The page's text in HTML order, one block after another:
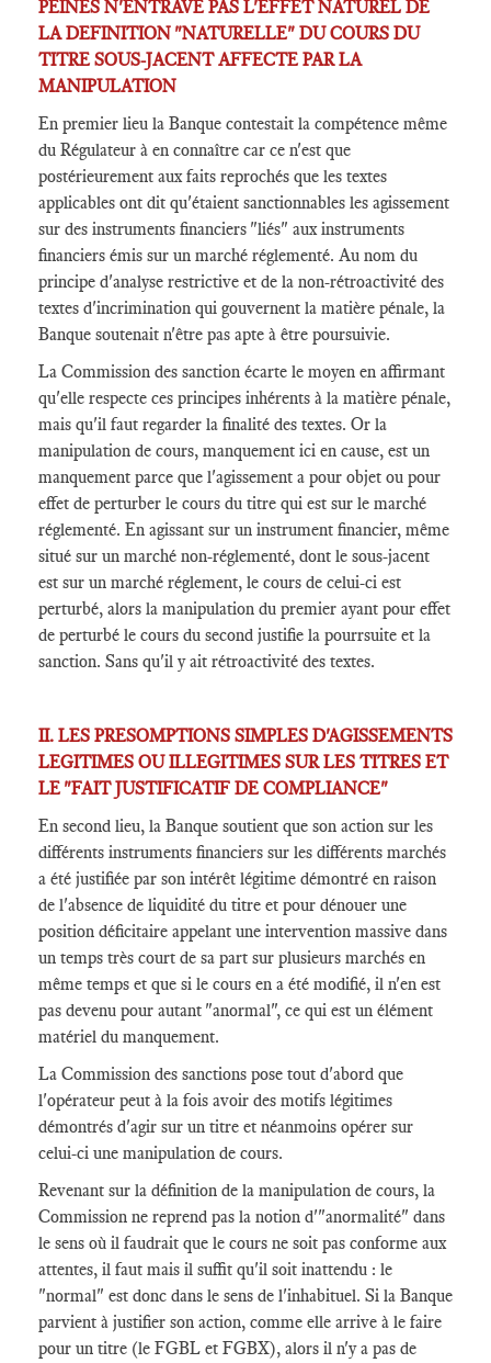
PEINES N'ENTRAVE PAS L'EFFET NATUREL DE
LA DEFINITION "NATURELLE" DU COURS DU
TITRE SOUS-JACENT AFFECTE PAR LA
MANIPULATION
En premier lieu la Banque contestait la compétence même
du Régulateur à en connaître car ce n'est que
postérieurement aux faits reprochés que les textes
applicables ont dit qu'étaient sanctionnables les agissement
sur des instruments financiers "liés" aux instruments
financiers émis sur un marché réglementé. Au nom du
principe d'analyse restrictive et de la non-rétroactivité des
textes d'incrimination qui gouvernent la matière pénale, la
Banque soutenait n'être pas apte à être poursuivie.
La Commission des sanction écarte le moyen en affirmant
qu'elle respecte ces principes inhérents à la matière pénale,
mais qu'il faut regarder la finalité des textes. Or la
manipulation de cours, manquement ici en cause, est un
manquement parce que l'agissement a pour objet ou pour
effet de perturber le cours du titre qui est sur le marché
réglementé. En agissant sur un instrument financier, même
situé sur un marché non-réglementé, dont le sous-jacent
est sur un marché réglement, le cours de celui-ci est
perturbé, alors la manipulation du premier ayant pour effet
de perturbé le cours du second justifie la pourrsuite et la
sanction. Sans qu'il y ait rétroactivité des textes.
II. LES PRESOMPTIONS SIMPLES D'AGISSEMENTS
LEGITIMES OU ILLEGITIMES SUR LES TITRES ET
LE "FAIT JUSTIFICATIF DE COMPLIANCE"
En second lieu, la Banque soutient que son action sur les
différents instruments financiers sur les différents marchés
a été justifiée par son intérêt légitime démontré en raison
de l'absence de liquidité du titre et pour dénouer une
position déficitaire appelant une intervention massive dans
un temps très court de sa part sur plusieurs marchés en
même temps et que si le cours en a été modifié, il n'en est
pas devenu pour autant "anormal", ce qui est un élément
matériel du manquement.
La Commission des sanctions pose tout d'abord que
l'opérateur peut à la fois avoir des motifs légitimes
démontrés d'agir sur un titre et néanmoins opérer sur
celui-ci une manipulation de cours.
Revenant sur la définition de la manipulation de cours, la
Commission ne reprend pas la notion d'"anormalité" dans
le sens où il faudrait que le cours ne soit pas conforme aux
attentes, il faut mais il suffit qu'il soit inattendu : le
"normal" est donc dans le sens de l'inhabituel. Si la Banque
parvient à justifier son action, comme elle arrive à le faire
pour un titre (le FGBL et FGBX), alors il n'y a pas de